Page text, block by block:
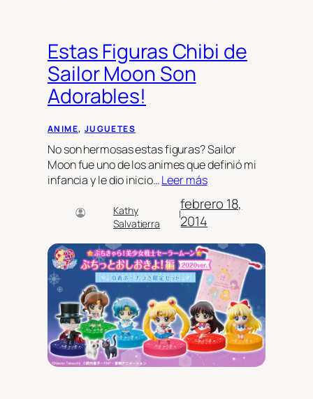
Estas Figuras Chibi de
Sailor Moon Son
Adorables!
ANIME, JUGUETES
No son hermosas estas figuras? Sailor
Moon fue uno de los animes que definió mi
infancia y le dio inicio…Leer más
Kathy
Salvatierra
|
febrero 18,
2014